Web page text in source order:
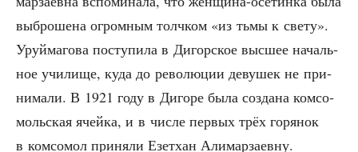
выбро­ше­на огром­ным толч­ком «из тьмы к све­ту».
Уруй­ма­го­ва посту­пи­ла в Дигор­ское выс­шее началь­
ное учи­ли­ще, куда до рево­лю­ции деву­шек не при­
ни­ма­ли. В 1921 году в Диго­ре была созда­на ком­со­
моль­ская ячей­ка, и в чис­ле пер­вых трёх горя­нок
в ком­со­мол при­ня­ли Езет­хан Алимарзаевну.